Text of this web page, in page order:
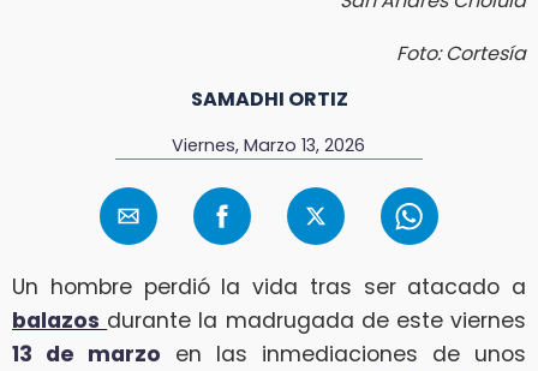
Foto: Cortesía
SAMADHI ORTIZ
Viernes, Marzo 13, 2026
Un hombre perdió la vida tras ser atacado a
balazos durante la madrugada de este viernes
13 de marzo en las inmediaciones de unos